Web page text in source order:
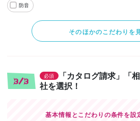
防音
そのほかのこだわりを
3/3
必須
「カタログ請求」「
社を選択！
基本情報とこだわりの条件を設